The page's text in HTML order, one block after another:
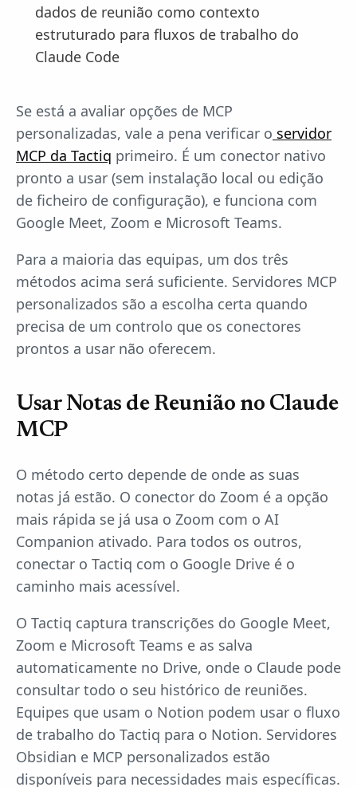
dados de reunião como contexto
estruturado para fluxos de trabalho do
Claude Code
Se está a avaliar opções de MCP
personalizadas, vale a pena verificar o servidor
MCP da Tactiq primeiro. É um conector nativo
pronto a usar (sem instalação local ou edição
de ficheiro de configuração), e funciona com
Google Meet, Zoom e Microsoft Teams.
Para a maioria das equipas, um dos três
métodos acima será suficiente. Servidores MCP
personalizados são a escolha certa quando
precisa de um controlo que os conectores
prontos a usar não oferecem.
Usar Notas de Reunião no Claude
MCP
O método certo depende de onde as suas
notas já estão. O conector do Zoom é a opção
mais rápida se já usa o Zoom com o AI
Companion ativado. Para todos os outros,
conectar o Tactiq com o Google Drive é o
caminho mais acessível.
O Tactiq captura transcrições do Google Meet,
Zoom e Microsoft Teams e as salva
automaticamente no Drive, onde o Claude pode
consultar todo o seu histórico de reuniões.
Equipes que usam o Notion podem usar o fluxo
de trabalho do Tactiq para o Notion. Servidores
Obsidian e MCP personalizados estão
disponíveis para necessidades mais específicas.